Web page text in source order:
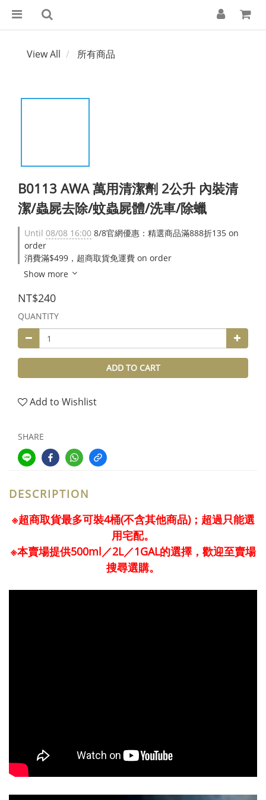
View All 所有商品
B0113 AWA 萬用清潔劑 2公升 內裝清
潔/蟲屍去除/蚊蟲屍體/洗車/除蠟
Until 08/08 16:00 8/8官網優惠：精選商品滿888折135 on
order
消費滿$499，超商取貨免運費 on order
Show more
NT$240
QUANTITY
ADD TO CART
Add to Wishlist
SHARE
DESCRIPTION
※超商取貨最多可裝4桶(不含其他商品)；超過只能選
用宅配。
※本賣場提供500ml／2L／1GAL的選擇，歡迎至賣場
搜尋選購。